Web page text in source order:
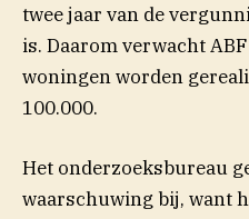
twee jaar van de
is. Daarom verwacht
woningen worden
100.000.
Het onderzoeksbureau
waarschuwing bij, want